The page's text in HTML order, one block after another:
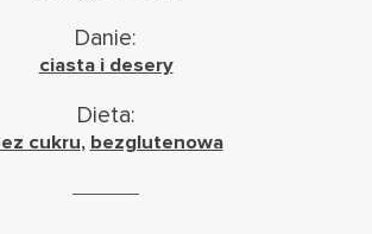
Danie:
ciasta i desery
Dieta:
cukru, bezglutenowa